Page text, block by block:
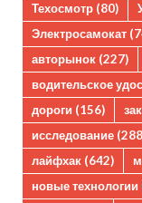
Техосмотр (80)
Электросамокат
авторынок (227)
водительское
дороги (156)
исследование
лайфхак (642)
новые технологии